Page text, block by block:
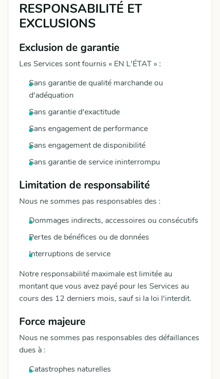
RESPONSABILITÉ ET
EXCLUSIONS
Exclusion de garantie
Les Services sont fournis « EN L'ÉTAT » :
Sans garantie de qualité marchande ou
d'adéquation
Sans garantie d'exactitude
Sans engagement de performance
Sans engagement de disponibilité
Sans garantie de service ininterrompu
Limitation de responsabilité
Nous ne sommes pas responsables des :
Dommages indirects, accessoires ou consécutifs
Pertes de bénéfices ou de données
Interruptions de service
Notre responsabilité maximale est limitée au
montant que vous avez payé pour les Services au
cours des 12 derniers mois, sauf si la loi l'interdit.
Force majeure
Nous ne sommes pas responsables des défaillances
dues à :
Catastrophes naturelles